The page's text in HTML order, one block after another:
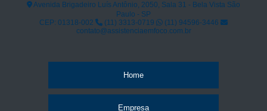
Avenida Brigadeiro Luís Antônio, 2050, Sala 31 - Bela Vista São
Paulo - SP
CEP: 01318-002
(11) 3313-0719
(11) 94596-3446
contato@assistenciaemfoco.com.br
Home
Empresa